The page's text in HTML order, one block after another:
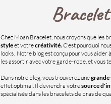
Chez Moan Bracelet, nous croyons que les
styleet votrecréativité. C'est pourquoi
looks. Notre blog est conçu pour vous aider
les assortir avec votre garde-robe, et vous
Dans notre blog, vous trouverez unegrande
effet optimal. Il deviendra votresource
spécialisée dans les bracelets de bras de